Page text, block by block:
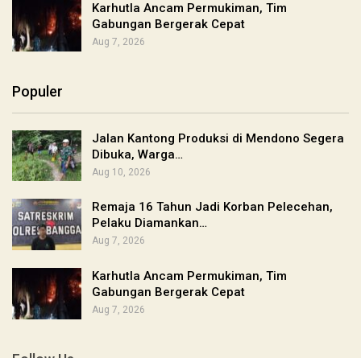
Karhutla Ancam Permukiman, Tim
Gabungan Bergerak Cepat
Aug 7, 2026
Populer
Jalan Kantong Produksi di Mendono Segera
Dibuka, Warga…
Aug 10, 2026
Remaja 16 Tahun Jadi Korban Pelecehan,
Pelaku Diamankan…
Aug 7, 2026
Karhutla Ancam Permukiman, Tim
Gabungan Bergerak Cepat
Aug 7, 2026